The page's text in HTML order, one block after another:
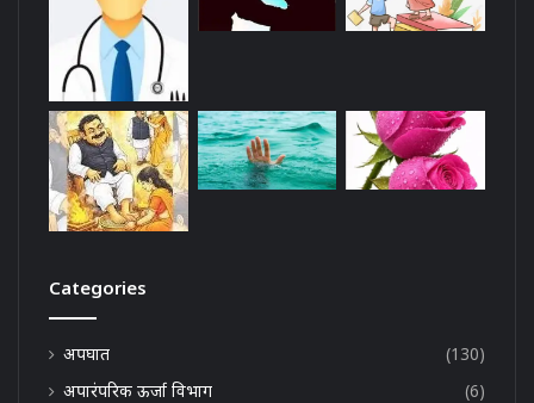
Categories
अपघात
(130)
अपारंपरिक ऊर्जा विभाग
(6)